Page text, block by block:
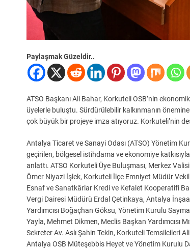
Paylaşmak Güzeldir..
ATSO Başkanı Ali Bahar, Korkuteli OSB’nin
üyelerle buluştu. Sürdürülebilir kalkınmanın
çok büyük bir projeye imza atıyoruz. Korkuteli’nin
Antalya Ticaret ve Sanayi Odası (ATSO) Yönetim
geçirilen, bölgesel istihdama ve ekonomiye
anlattı. ATSO Korkuteli Üye Buluşması, Merkez
Ömer Niyazi İşlek, Korkuteli İlçe Emniyet Müdür
Esnaf ve Sanatkârlar Kredi ve Kefalet Kooperatifi
Vergi Dairesi Müdürü Erdal Çetinkaya, Antalya
Yardımcısı Boğaçhan Göksu, Yönetim Kurulu
Yayla, Mehmet Dikmen, Meclis Başkan Yardımcısı
Sekreter Av. Aslı Şahin Tekin, Korkuteli Temsilcileri
Antalya OSB Müteşebbis Heyet ve Yönetim Kurulu